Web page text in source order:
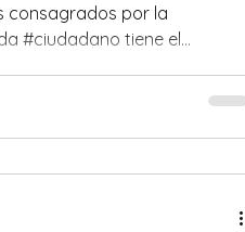
consagrados por la
#ciudadano tiene el
Los dos
ejercieron este derecho,
cuando el mensaje puede